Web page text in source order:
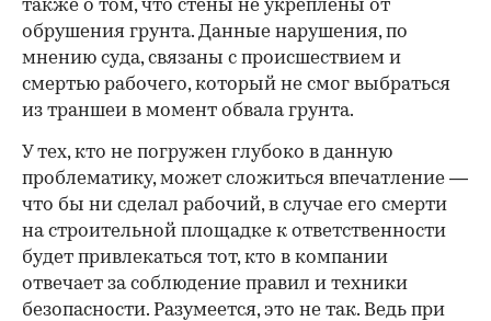
также о том, что стены не укреплены от
обрушения грунта. Данные нарушения, по
мнению суда, связаны с происшествием и
смертью рабочего, который не смог выбраться
из траншеи в момент обвала грунта.
У тех, кто не погружен глубоко в данную
проблематику, может сложиться впечатление —
что бы ни сделал рабочий, в случае его смерти
на строительной площадке к ответственности
будет привлекаться тот, кто в компании
отвечает за соблюдение правил и техники
безопасности. Разумеется, это не так. Ведь при